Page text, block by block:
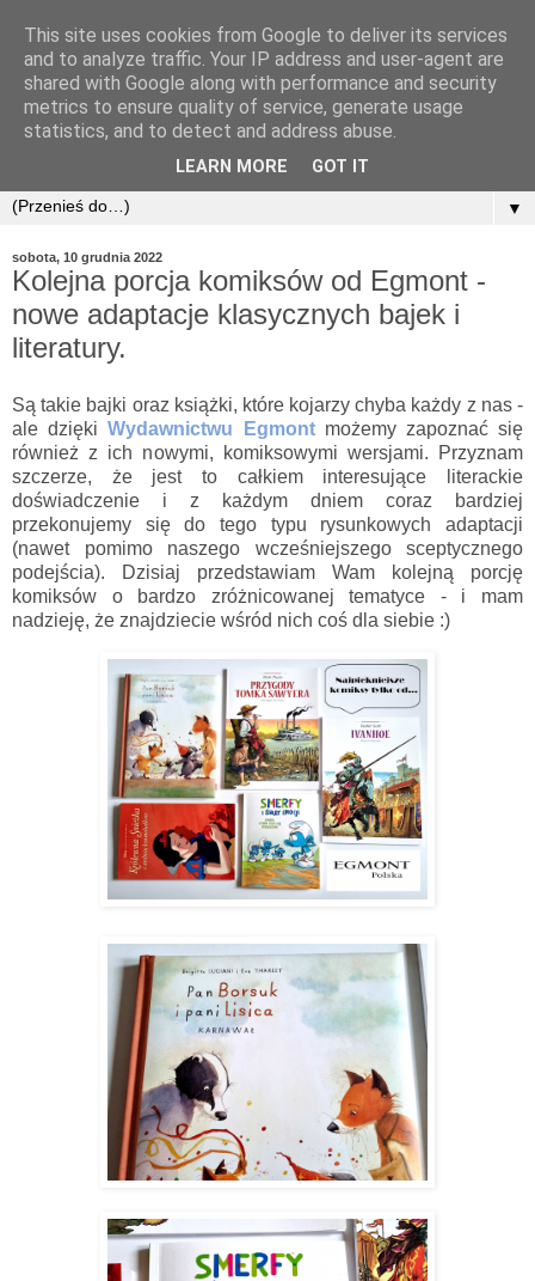
▼
sobota, 10 grudnia 2022
Kolejna porcja komiksów od Egmont -
nowe adaptacje klasycznych bajek i
literatury.
Są takie bajki oraz książki, które kojarzy chyba każdy z nas -
ale dziękiWydawnictwu Egmontmożemy zapoznać się
również z ich nowymi, komiksowymi wersjami. Przyznam
szczerze, że jest to całkiem interesujące literackie
doświadczenie i z każdym dniem coraz bardziej
przekonujemy się do tego typu rysunkowych adaptacji
(nawet pomimo naszego wcześniejszego sceptycznego
podejścia). Dzisiaj przedstawiam Wam kolejną porcję
komiksów o bardzo zróżnicowanej tematyce - i mam
nadzieję, że znajdziecie wśród nich coś dla siebie :)
This site uses cookies from Google to deliver its services
and to analyze traffic. Your IP address and user-agent are
shared with Google along with performance and security
metrics to ensure quality of service, generate usage
statistics, and to detect and address abuse.
LEARN MORE GOT IT